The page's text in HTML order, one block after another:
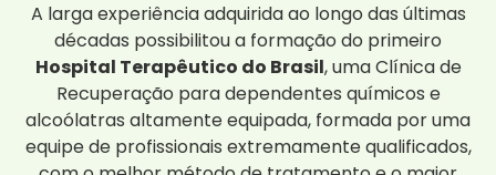
A larga experiência adquirida ao longo das últimas
décadas possibilitou a formação do primeiro
Hospital Terapêutico do Brasil, uma Clínica de
Recuperação para dependentes químicos e
alcoólatras altamente equipada, formada por uma
equipe de profissionais extremamente qualificados,